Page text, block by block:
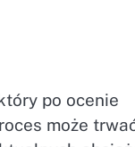
po ocenie
może